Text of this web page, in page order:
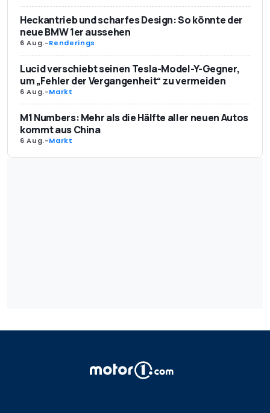
Heckantrieb und scharfes Design: So könnte der
neue BMW 1er aussehen
6 Aug.-Renderings
Lucid verschiebt seinen Tesla-Model-Y-Gegner,
um „Fehler der Vergangenheit“ zu vermeiden
6 Aug.-Markt
M1 Numbers: Mehr als die Hälfte aller neuen Autos
kommt aus China
6 Aug.-Markt